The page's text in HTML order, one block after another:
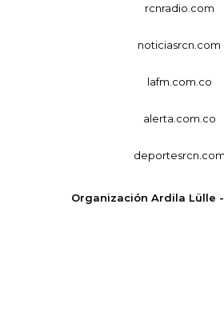
rcnradio.com
noticiasrcn.com
lafm.com.co
alerta.com.co
deportesrcn.com
Organización Ardila Lülle